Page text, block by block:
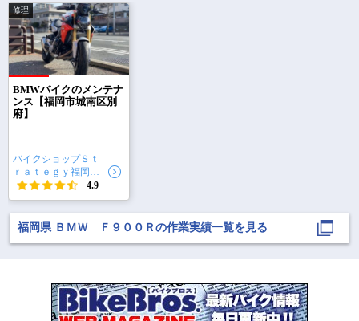
修理
BMWバイクのメンテナ
ンス【福岡市城南区別
府】
バイクショップＳｔ
ｒａｔｅｇｙ福岡本
店
4.9
福岡県 ＢＭＷ Ｆ９００Ｒの作業実績一覧を見る